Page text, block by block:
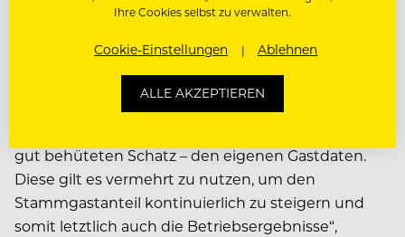
noch weiter. Darüber hinaus geben loyale Kunden
öfter, verursachen weniger Aufwand und
avancieren zu Empfehlern und somit zu
Werbeträgern des Unternehmens.
gut behüteten Schatz – den eigenen Gastdaten.
Diese gilt es vermehrt zu nutzen, um den
Stammgastanteil kontinuierlich zu steigern und
somit letztlich auch die Betriebsergebnisse“,
Ihre Cookies selbst zu verwalten.
Cookie-Einstellungen Ablehnen
ALLE AKZEPTIEREN